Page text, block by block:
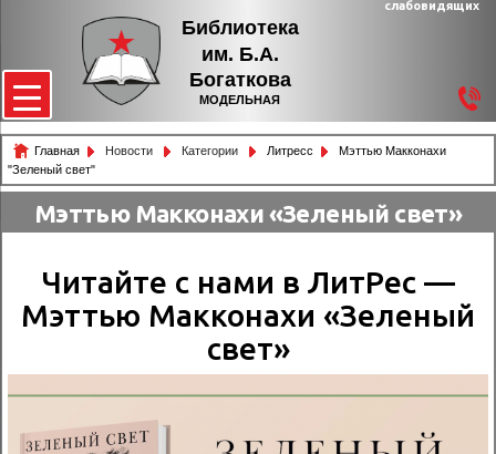
Библиотека
им. Б.А.
Богаткова
МОДЕЛЬНАЯ
слабовидящих
Главная Новости Категории Литресс
Мэттью Макконахи
"Зеленый свет"
Мэттью Макконахи «Зеленый свет»
Читайте с нами в ЛитРес —
Мэттью Макконахи «Зеленый
свет»